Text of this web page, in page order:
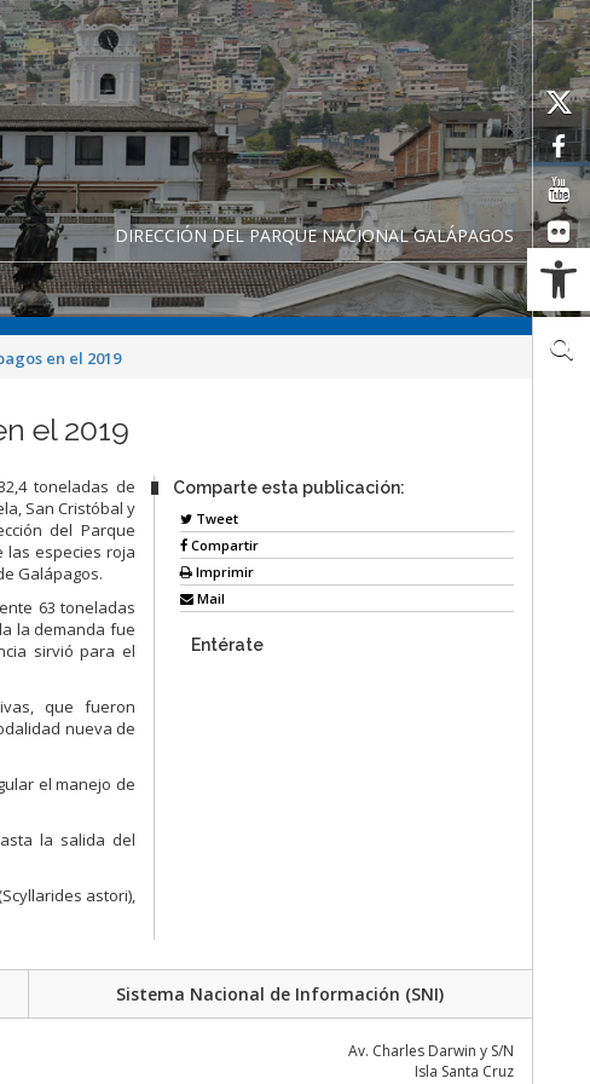
DIRECCIÓN DEL PARQUE NACIONAL GALÁPAGOS
en el 2019
el 2019
toneladas de
San Cristóbal y
del Parque
las especies roja
Galápagos.
63 toneladas
la demanda fue
sirvió para el
que fueron
nueva de
el manejo de
la salida del
astori),
Comparte esta publicación:
Tweet
Compartir
Imprimir
Mail
Entérate
Sistema Nacional de Información (SNI)
Av. Charles Darwin y S/N
Isla Santa Cruz